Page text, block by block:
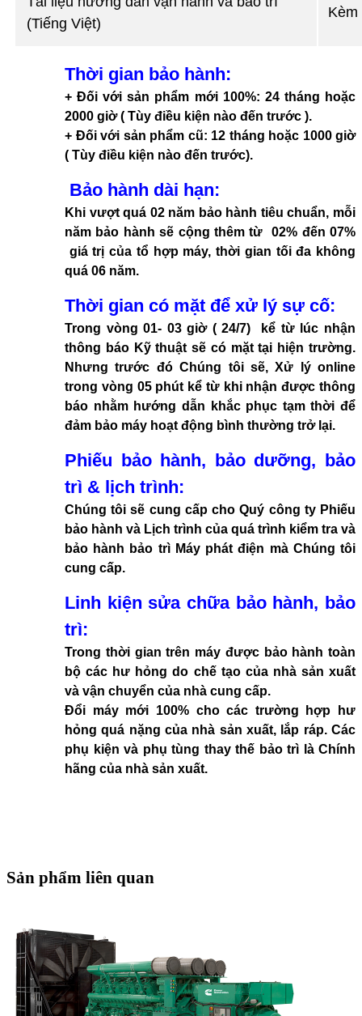
(Tiếng Việt)
Kèm
Thời gian bảo hành:
+ Đối với sản phẩm mới 100%: 24 tháng hoặc
2000 giờ ( Tùy điều kiện nào đến trước ).
+ Đối với sản phẩm cũ: 12 tháng hoặc 1000 giờ
( Tùy điều kiện nào đến trước).
Bảo hành dài hạn:
Khi vượt quá 02 năm bảo hành tiêu chuẩn, mỗi
năm bảo hành sẽ cộng thêm từ 02% đến 07%
giá trị của tổ hợp máy, thời gian tối đa không
quá 06 năm.
Thời gian có mặt để xử lý sự cố:
Trong vòng 01- 03 giờ ( 24/7) kể từ lúc nhận
thông báo Kỹ thuật sẽ có mặt tại hiện trường.
Nhưng trước đó Chúng tôi sẽ, Xử lý online
trong vòng 05 phút kể từ khi nhận được thông
báo nhằm hướng dẫn khắc phục tạm thời để
đảm bảo máy hoạt động bình thường trở lại.
Phiếu bảo hành, bảo dưỡng, bảo
trì & lịch trình:
Chúng tôi sẽ cung cấp cho Quý công ty Phiếu
bảo hành và Lịch trình của quá trình kiểm tra và
bảo hành bảo trì Máy phát điện mà Chúng tôi
cung cấp.
Linh kiện sửa chữa bảo hành, bảo
trì:
Trong thời gian trên máy được bảo hành toàn
bộ các hư hỏng do chế tạo của nhà sản xuất
và vận chuyển của nhà cung cấp.
Đổi máy mới 100% cho các trường hợp hư
hỏng quá nặng của nhà sản xuất, lắp ráp. Các
phụ kiện và phụ tùng thay thế bảo trì là Chính
hãng của nhà sản xuất.
Sản phẩm liên quan